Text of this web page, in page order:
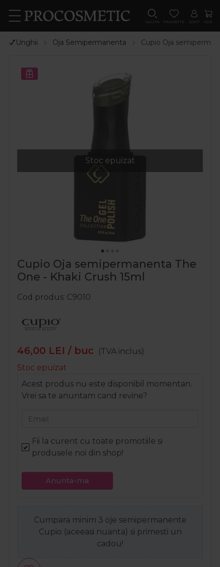
CAUTA FAVORITE CONT COS
💅Unghii Oja Semipermanenta Cupio Oja
Stoc epuizat
Cupio Oja semipermanenta The
One - Khaki Crush 15ml
Cod produs C9010
46,00 LEI / buc
(TVA inclus)
Stoc epuizat
Acest produs nu este disponibil momentan.
Vrei sa te anuntam cand revine?
Email
Fii la curent cu toate promotiile si
produsele noi din shop!
Anunta-ma
Cumpara minim 3 oje semipermanente
Cupio (aceeasi nuanta) si primesti un
cadou!